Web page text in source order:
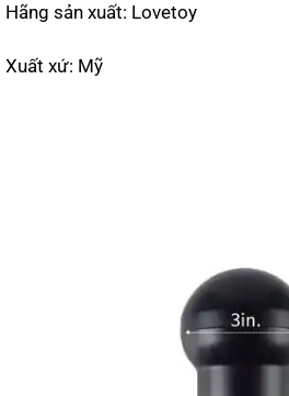
Hãng sản xuất: Lovetoy
Xuất xứ: Mỹ